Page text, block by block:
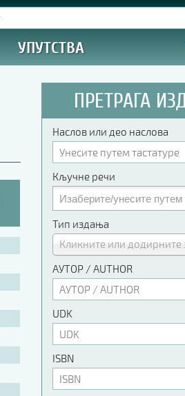
УПУТСТВА
ПРЕТРАГА
Наслов или део наслова
Кључне речи
Тип издања
АУТОР / AUTHOR
UDK
ISBN